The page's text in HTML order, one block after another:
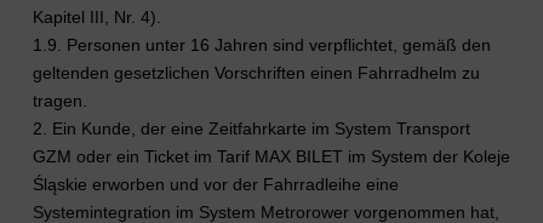
Kapitel III, Nr. 4).
1.9. Personen unter 16 Jahren sind verpflichtet, gemäß den
geltenden gesetzlichen Vorschriften einen Fahrradhelm zu
tragen.
2. Ein Kunde, der eine Zeitfahrkarte im System Transport
GZM oder ein Ticket im Tarif MAX BILET im System der Koleje
Śląskie erworben und vor der Fahrradleihe eine
Systemintegration im System Metrorower vorgenommen hat,